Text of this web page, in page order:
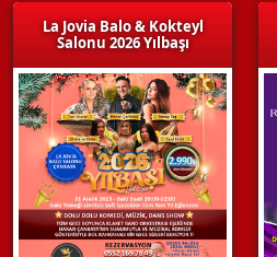
La Jovia Balo & Kokteyl
Salonu 2026 Yılbaşı